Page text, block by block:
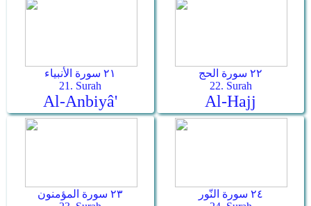
٢١ سورة الأنبياء
21. Surah
Al-Anbiyâ'
٢٢ سورة الحج
22. Surah
Al-Hajj
٢٣ سورة المؤمنون
٢٤ سورة النّور